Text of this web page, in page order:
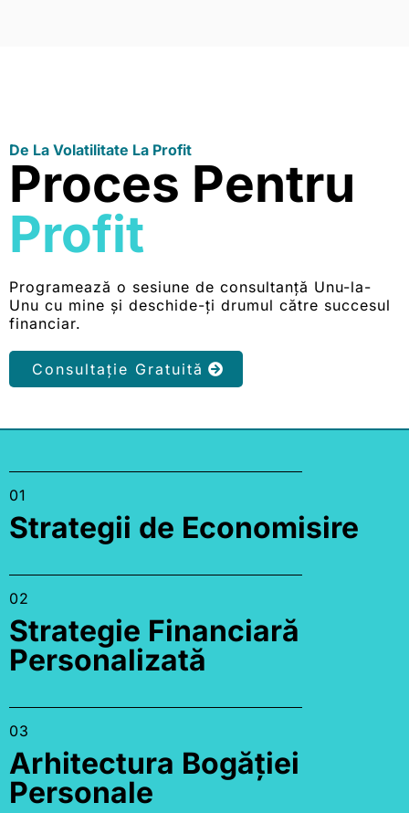
De La Volatilitate La Profit
Proces Pentru
Profit
Programează o sesiune de consultanță Unu-la-
Unu cu mine și deschide-ți drumul către succesul
financiar.
Consultație Gratuită
01
Strategii de Economisire
02
Strategie Financiară
Personalizată
03
Arhitectura Bogăției
Personale